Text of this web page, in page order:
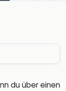
du über einen